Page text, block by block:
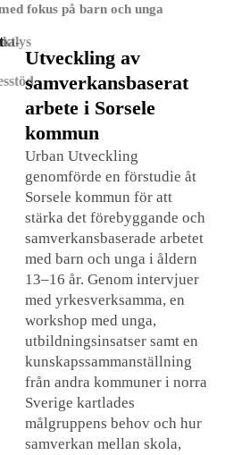
fokus på barn och unga
Utveckling av
samverkansbaserat
arbete i Sorsele
kommun
Urban Utveckling
genomförde en förstudie åt
Sorsele kommun för att
stärka det förebyggande och
samverkansbaserade arbetet
med barn och unga i åldern
13–16 år. Genom intervjuer
med yrkesverksamma, en
workshop med unga,
utbildningsinsatser samt en
kunskapssammanställning
från andra kommuner i norra
Sverige kartlades
målgruppens behov och hur
samverkan mellan skola,